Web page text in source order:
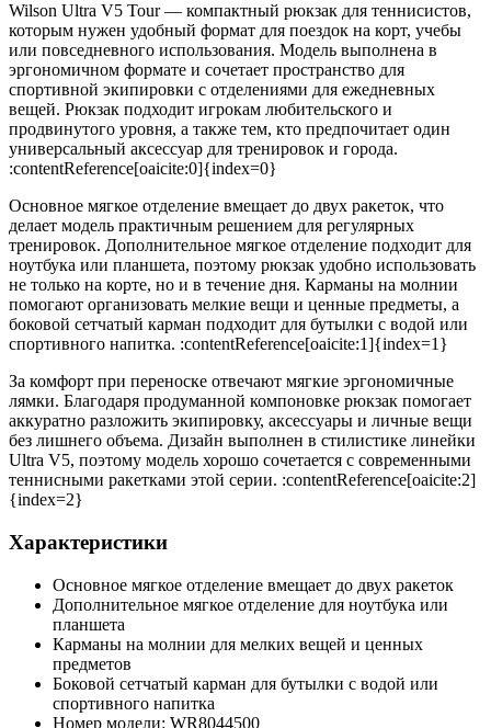
Wilson Ultra V5 Tour — компактный рюкзак для теннисистов,
которым нужен удобный формат для поездок на корт, учебы
или повседневного использования. Модель выполнена в
эргономичном формате и сочетает пространство для
спортивной экипировки с отделениями для ежедневных
вещей. Рюкзак подходит игрокам любительского и
продвинутого уровня, а также тем, кто предпочитает один
универсальный аксессуар для тренировок и города.
:contentReference[oaicite:0]{index=0}
Основное мягкое отделение вмещает до двух ракеток, что
делает модель практичным решением для регулярных
тренировок. Дополнительное мягкое отделение подходит для
ноутбука или планшета, поэтому рюкзак удобно использовать
не только на корте, но и в течение дня. Карманы на молнии
помогают организовать мелкие вещи и ценные предметы, а
боковой сетчатый карман подходит для бутылки с водой или
спортивного напитка. :contentReference[oaicite:1]{index=1}
За комфорт при переноске отвечают мягкие эргономичные
лямки. Благодаря продуманной компоновке рюкзак помогает
аккуратно разложить экипировку, аксессуары и личные вещи
без лишнего объема. Дизайн выполнен в стилистике линейки
Ultra V5, поэтому модель хорошо сочетается с современными
теннисными ракетками этой серии. :contentReference[oaicite:2]
{index=2}
Характеристики
Основное мягкое отделение вмещает до двух ракеток
Дополнительное мягкое отделение для ноутбука или
планшета
Карманы на молнии для мелких вещей и ценных
предметов
Боковой сетчатый карман для бутылки с водой или
спортивного напитка
Номер модели: WR8044500